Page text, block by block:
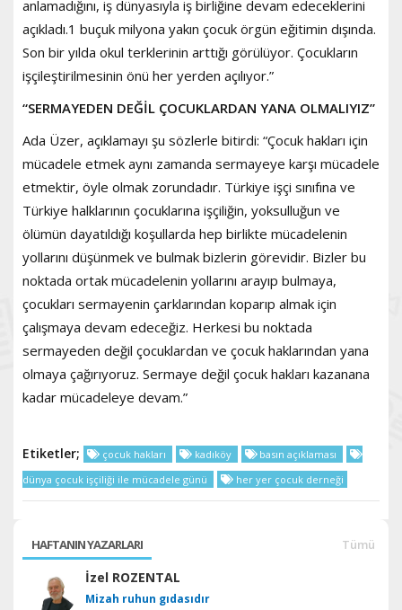
anlamadığını, iş dünyasıyla iş birliğine devam edeceklerini
açıkladı.1 buçuk milyona yakın çocuk örgün eğitimin dışında.
Son bir yılda okul terklerinin arttığı görülüyor. Çocukların
işçileştirilmesinin önü her yerden açılıyor.”
“SERMAYEDEN DEĞİL ÇOCUKLARDAN YANA OLMALIYIZ”
Ada Üzer, açıklamayı şu sözlerle bitirdi: “Çocuk hakları için
mücadele etmek aynı zamanda sermayeye karşı mücadele
etmektir, öyle olmak zorundadır. Türkiye işçi sınıfına ve
Türkiye halklarının çocuklarına işçiliğin, yoksulluğun ve
ölümün dayatıldığı koşullarda hep birlikte mücadelenin
yollarını düşünmek ve bulmak bizlerin görevidir. Bizler bu
noktada ortak mücadelenin yollarını arayıp bulmaya,
çocukları sermayenin çarklarından koparıp almak için
çalışmaya devam edeceğiz. Herkesi bu noktada
sermayeden değil çocuklardan ve çocuk haklarından yana
olmaya çağırıyoruz. Sermaye değil çocuk hakları kazanana
kadar mücadeleye devam.”
Etiketler; çocuk hakları kadıköy
basın açıklaması
dünya çocuk işçiliği ile mücadele günü
her yer çocuk derneği
HAFTANIN YAZARLARI Tümü
İzel ROZENTAL
Mizah ruhun gıdasıdır